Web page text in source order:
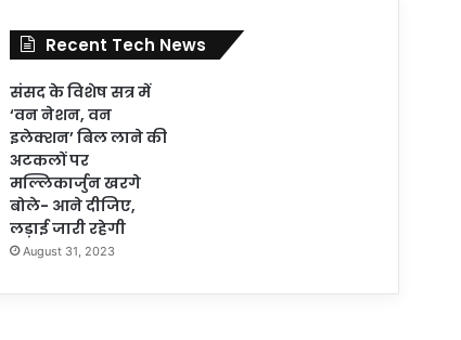
Recent Tech News
संसद के विशेष सत्र में
‘वन नेशन, वन
इलेक्शन’ बिल लाने की
अटकलों पर
मल्लिकार्जुन खरगे
बोले- आने दीजिए,
लड़ाई जारी रहेगी
August 31, 2023